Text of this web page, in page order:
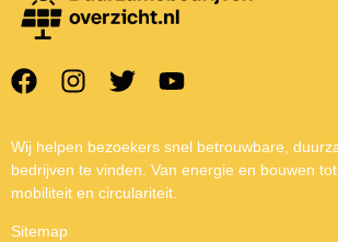
Wij helpen bezoekers snel betrouwbare,
bedrijven te vinden. Van energie en bouwen tot
mobiliteit en circulariteit.
Sitemap